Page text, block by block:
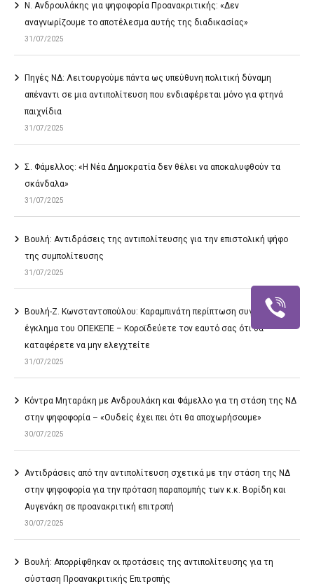
Ν. Ανδρουλάκης για ψηφοφορία Προανακριτικής: «Δεν
αναγνωρίζουμε το αποτέλεσμα αυτής της διαδικασίας»
31/07/2025
Πηγές ΝΔ: Λειτουργούμε πάντα ως υπεύθυνη πολιτική δύναμη
απέναντι σε μια αντιπολίτευση που ενδιαφέρεται μόνο για φτηνά
παιχνίδια
31/07/2025
Σ. Φάμελλος: «Η Νέα Δημοκρατία δεν θέλει να αποκαλυφθούν τα
σκάνδαλα»
31/07/2025
Βουλή: Αντιδράσεις της αντιπολίτευσης για την επιστολική ψήφο
της συμπολίτευσης
31/07/2025
Βουλή-Ζ. Κωνσταντοπούλου: Καραμπινάτη περίπτωση συγκάλυψης το
έγκλημα του ΟΠΕΚΕΠΕ – Κοροϊδεύετε τον εαυτό σας ότι θα
καταφέρετε να μην ελεγχτείτε
31/07/2025
Κόντρα Μηταράκη με Ανδρουλάκη και Φάμελλο για τη στάση της ΝΔ
στην ψηφοφορία – «Ουδείς έχει πει ότι θα αποχωρήσουμε»
30/07/2025
Αντιδράσεις από την αντιπολίτευση σχετικά με την στάση της ΝΔ
στην ψηφοφορία για την πρόταση παραπομπής των κ.κ. Βορίδη και
Αυγενάκη σε προανακριτική επιτροπή
30/07/2025
Βουλή: Απορρίφθηκαν οι προτάσεις της αντιπολίτευσης για τη
σύσταση Προανακριτικής Επιτροπής